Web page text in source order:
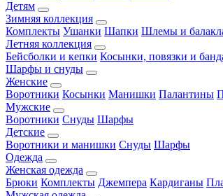
Детям
Зимняя коллекция
Комплекты Ушанки Шапки Шлемы и
Летняя коллекция
Бейсболки и кепки Косынки, повязки и
Шарфы и снуды
Женские
Воротники Косынки Манишки Палантины
Мужские
Воротники Снуды Шарфы
Детские
Воротники и манишки Снуды Шарфы
Одежда
Женская одежда
Брюки Комплекты Джемпера Кардиганы